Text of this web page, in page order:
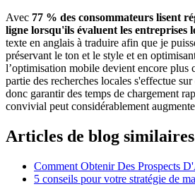
Avec 77 % des consommateurs lisent
ligne lorsqu'ils évaluent les entreprises
texte en anglais à traduire afin que je
préservant le ton et le style et en
l’optimisation mobile devient encore plus
partie des recherches locales s'effectue
donc garantir des temps de chargement
convivial peut considérablement
Articles de blog similaires
Comment Obtenir Des Prospects
5 conseils pour votre stratégie de